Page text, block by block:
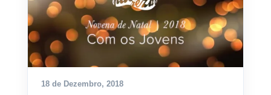
18 de Dezembro, 2018